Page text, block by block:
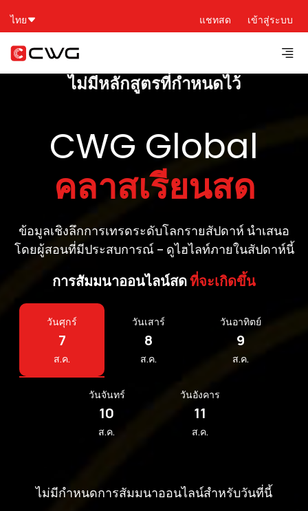
ไทย แชทสด เข้าสู่ระบบ
ไม่มีหลักสูตรที่กำหนดไว้
CWG Global
คลาสเรียนสด
ข้อมูลเชิงลึกการเทรดระดับโลกรายสัปดาห์ นำเสนอ
โดยผู้สอนที่มีประสบการณ์ – ดูไฮไลท์ภายในสัปดาห์นี้
การสัมมนาออนไลน์สดที่จะเกิดขึ้น
วันศุกร์
7
ส.ค.
วันเสาร์
8
ส.ค.
วันอาทิตย์
9
ส.ค.
วันจันทร์
10
ส.ค.
วันอังคาร
11
ส.ค.
ไม่มีกำหนดการสัมมนาออนไลน์สำหรับวันที่นี้